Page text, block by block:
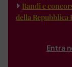
Bandi e
della Repubblica
Entra